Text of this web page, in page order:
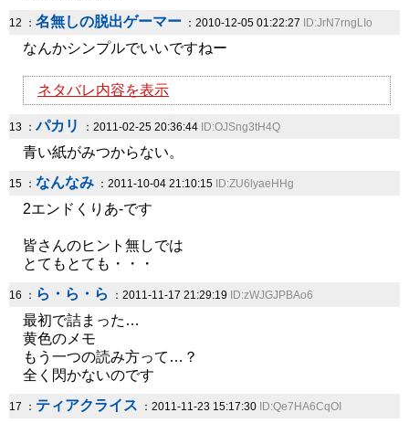
12 ： 名無しの脱出ゲーマー ：2010-12-05 01:22:27 ID:JrN7rngLIo
なんかシンプルでいいですねー
ネタバレ内容を表示
13 ：パカリ ：2011-02-25 20:36:44 ID:OJSng3tH4Q
青い紙がみつからない。
15 ： なんなみ ：2011-10-04 21:10:15 ID:ZU6lyaeHHg
2エンドくりあ-です
皆さんのヒント無しでは
とてもとても・・・
16 ： ら・ら・ら ：2011-11-17 21:29:19 ID:zWJGJPBAo6
最初で詰まった…
黄色のメモ
もう一つの読み方って…？
全く閃かないのです
17 ： ティアクライス ：2011-11-23 15:17:30 ID:Qe7HA6CqOI